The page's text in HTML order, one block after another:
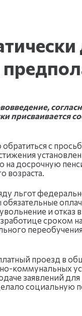
присваивается
с
досрочную
возраста.
льгот
и отказ
сроком
проезд в
коммунальных
заявлений для
социальную